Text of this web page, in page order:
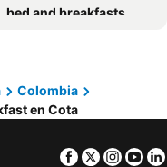
Martierra
San Rafael
113 Casa de Huéspedes
bed and breakfasts
bed and breakfasts
bed and breakfasts
bed and breakfasts
Colombia
en Cota
Facebook
Twitter